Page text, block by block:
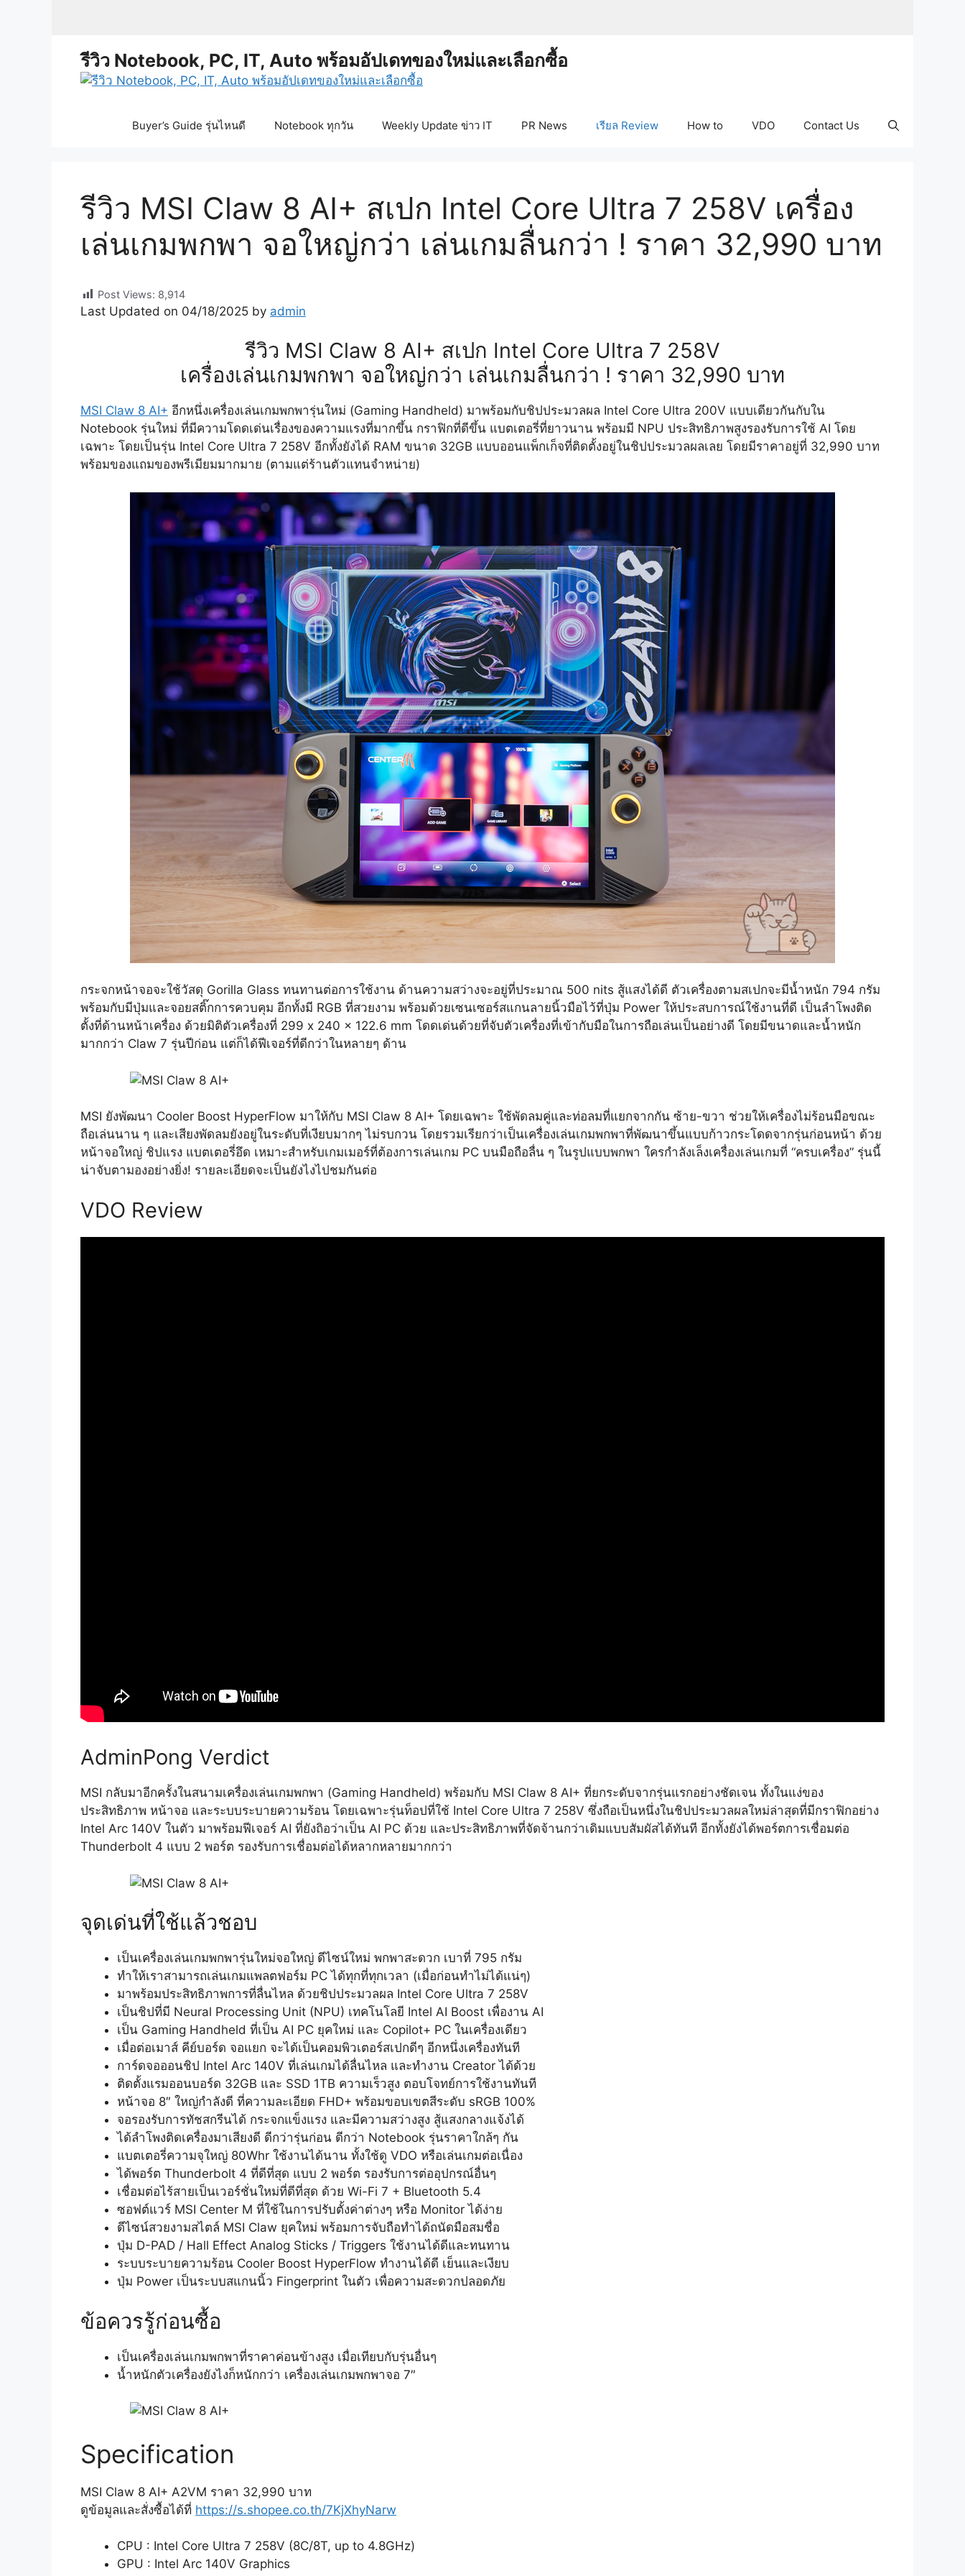
รีวิว Notebook, PC, IT, Auto พร้อมอัปเดทของใหม่และเลือกซื้อ
Buyer’s Guide รุ่นไหนดี Notebook ทุกวัน Weekly Update ข่าว IT PR News เรียล Review How to VDO Contact Us
รีวิว MSI Claw 8 AI+ สเปก Intel Core Ultra 7 258V เครื่อง
เล่นเกมพกพา จอใหญ่กว่า เล่นเกมลื่นกว่า ! ราคา 32,990 บาท
Post Views: 8,914
Last Updated on 04/18/2025 by admin
รีวิว MSI Claw 8 AI+ สเปก Intel Core Ultra 7 258V
เครื่องเล่นเกมพกพา จอใหญ่กว่า เล่นเกมลื่นกว่า ! ราคา 32,990 บาท
MSI Claw 8 AI+ อีกหนึ่งเครื่องเล่นเกมพกพารุ่นใหม่ (Gaming Handheld) มาพร้อมกับชิปประมวลผล Intel Core Ultra 200V แบบเดียวกันกับใน
Notebook รุ่นใหม่ ที่มีความโดดเด่นเรื่องของความแรงที่มากขึ้น กราฟิกที่ดีขึ้น แบตเตอรี่ที่ยาวนาน พร้อมมี NPU ประสิทธิภาพสูงรองรับการใช้ AI โดย
เฉพาะ โดยเป็นรุ่น Intel Core Ultra 7 258V อีกทั้งยังได้ RAM ขนาด 32GB แบบออนแพ็กเก็จที่ติดตั้งอยู่ในชิปประมวลผลเลย โดยมีราคาอยู่ที่ 32,990 บาท
พร้อมของแถมของพรีเมียมมากมาย (ตามแต่ร้านตัวแทนจำหน่าย)
กระจกหน้าจอจะใช้วัสดุ Gorilla Glass ทนทานต่อการใช้งาน ด้านความสว่างจะอยู่ที่ประมาณ 500 nits สู้แสงได้ดี ตัวเครื่องตามสเปกจะมีน้ำหนัก 794 กรัม
พร้อมกับมีปุ่มและจอยสติ๊กการควบคุม อีกทั้งมี RGB ที่สวยงาม พร้อมด้วยเซนเซอร์สแกนลายนิ้วมือไว้ที่ปุ่ม Power ให้ประสบการณ์ใช้งานที่ดี เป็นลำโพงติด
ตั้งที่ด้านหน้าเครื่อง ด้วยมิติตัวเครื่องที่ 299 x 240 x 122.6 mm โดดเด่นด้วยที่จับตัวเครื่องที่เข้ากับมือในการถือเล่นเป็นอย่างดี โดยมีขนาดและน้ำหนัก
มากกว่า Claw 7 รุ่นปีก่อน แต่ก็ได้ฟีเจอร์ที่ดีกว่าในหลายๆ ด้าน
MSI ยังพัฒนา Cooler Boost HyperFlow มาให้กับ MSI Claw 8 AI+ โดยเฉพาะ ใช้พัดลมคู่และท่อลมที่แยกจากกัน ซ้าย-ขวา ช่วยให้เครื่องไม่ร้อนมือขณะ
ถือเล่นนาน ๆ และเสียงพัดลมยังอยู่ในระดับที่เงียบมากๆ ไม่รบกวน โดยรวมเรียกว่าเป็นเครื่องเล่นเกมพกพาที่พัฒนาขึ้นแบบก้าวกระโดดจากรุ่นก่อนหน้า ด้วย
หน้าจอใหญ่ ชิปแรง แบตเตอรี่อึด เหมาะสำหรับเกมเมอร์ที่ต้องการเล่นเกม PC บนมือถือลื่น ๆ ในรูปแบบพกพา ใครกำลังเล็งเครื่องเล่นเกมที่ “ครบเครื่อง” รุ่นนี้
น่าจับตามองอย่างยิ่ง! รายละเอียดจะเป็นยังไงไปชมกันต่อ
VDO Review
AdminPong Verdict
MSI กลับมาอีกครั้งในสนามเครื่องเล่นเกมพกพา (Gaming Handheld) พร้อมกับ MSI Claw 8 AI+ ที่ยกระดับจากรุ่นแรกอย่างชัดเจน ทั้งในแง่ของ
ประสิทธิภาพ หน้าจอ และระบบระบายความร้อน โดยเฉพาะรุ่นท็อปที่ใช้ Intel Core Ultra 7 258V ซึ่งถือเป็นหนึ่งในชิปประมวลผลใหม่ล่าสุดที่มีกราฟิกอย่าง
Intel Arc 140V ในตัว มาพร้อมฟีเจอร์ AI ที่ยังถิอว่าเป็น AI PC ด้วย และประสิทธิภาพที่จัดจ้านกว่าเดิมแบบสัมผัสได้ทันที อีกทั้งยังได้พอร์ตการเชื่อมต่อ
Thunderbolt 4 แบบ 2 พอร์ต รองรับการเชื่อมต่อได้หลากหลายมากกว่า
จุดเด่นที่ใช้แล้วชอบ
เป็นเครื่องเล่นเกมพกพารุ่นใหม่จอใหญ่ ดีไซน์ใหม่ พกพาสะดวก เบาที่ 795 กรัม
ทำให้เราสามารถเล่นเกมแพลตฟอร์ม PC ได้ทุกที่ทุกเวลา (เมื่อก่อนทำไม่ได้แน่ๆ)
มาพร้อมประสิทธิภาพการที่ลื่นไหล ด้วยชิปประมวลผล Intel Core Ultra 7 258V
เป็นชิปที่มี Neural Processing Unit (NPU) เทคโนโลยี Intel AI Boost เพื่องาน AI
เป็น Gaming Handheld ที่เป็น AI PC ยุคใหม่ และ Copilot+ PC ในเครื่องเดียว
เมื่อต่อเมาส์ คีย์บอร์ด จอแยก จะได้เป็นคอมพิวเตอร์สเปกดีๆ อีกหนึ่งเครื่องทันที
การ์ดจอออนชิป Intel Arc 140V ที่เล่นเกมได้ลื่นไหล และทำงาน Creator ได้ด้วย
ติดตั้งแรมออนบอร์ด 32GB และ SSD 1TB ความเร็วสูง ตอบโจทย์การใช้งานทันที
หน้าจอ 8″ ใหญ่กำลังดี ที่ความละเอียด FHD+ พร้อมขอบเขตสีระดับ sRGB 100%
จอรองรับการทัชสกรีนได้ กระจกแข็งแรง และมีความสว่างสูง สู้แสงกลางแจ้งได้
ได้ลำโพงติดเครื่องมาเสียงดี ดีกว่ารุ่นก่อน ดีกว่า Notebook รุ่นราคาใกล้ๆ กัน
แบตเตอรี่ความจุใหญ่ 80Whr ใช้งานได้นาน ทั้งใช้ดู VDO หรือเล่นเกมต่อเนื่อง
ได้พอร์ต Thunderbolt 4 ที่ดีที่สุด แบบ 2 พอร์ต รองรับการต่ออุปกรณ์อื่นๆ
เชื่อมต่อไร้สายเป็นเวอร์ชั่นใหม่ที่ดีที่สุด ด้วย Wi-Fi 7 + Bluetooth 5.4
ซอฟต์แวร์ MSI Center M ที่ใช้ในการปรับตั้งค่าต่างๆ หรือ Monitor ได้ง่าย
ดีไซน์สวยงามสไตล์ MSI Claw ยุคใหม่ พร้อมการจับถือทำได้ถนัดมือสมชื่อ
ปุ่ม D-PAD / Hall Effect Analog Sticks / Triggers ใช้งานได้ดีและทนทาน
ระบบระบายความร้อน Cooler Boost HyperFlow ทำงานได้ดี เย็นและเงียบ
ปุ่ม Power เป็นระบบสแกนนิ้ว Fingerprint ในตัว เพื่อความสะดวกปลอดภัย
ข้อควรรู้ก่อนซื้อ
เป็นเครื่องเล่นเกมพกพาที่ราคาค่อนข้างสูง เมื่อเทียบกับรุ่นอื่นๆ
น้ำหนักตัวเครื่องยังไงก็หนักกว่า เครื่องเล่นเกมพกพาจอ 7″
Specification
MSI Claw 8 AI+ A2VM ราคา 32,990 บาท
ดูข้อมูลและสั่งซื้อได้ที่ https://s.shopee.co.th/7KjXhyNarw
CPU : Intel Core Ultra 7 258V (8C/8T, up to 4.8GHz)
GPU : Intel Arc 140V Graphics